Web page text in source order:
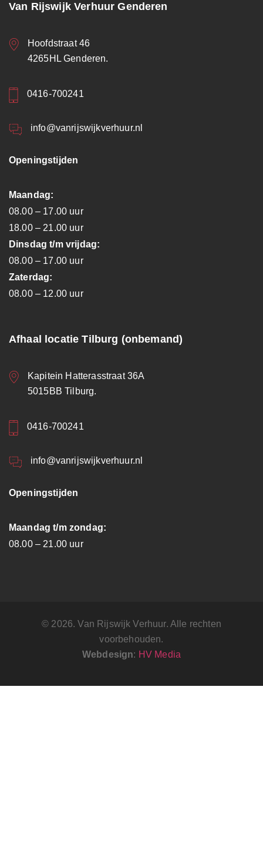
Van Rijswijk Verhuur Genderen
Hoofdstraat 46
4265HL Genderen.
0416-700241
info@vanrijswijkverhuur.nl
Openingstijden
Maandag:
08.00 – 17.00 uur
18.00 – 21.00 uur
Dinsdag t/m vrijdag:
08.00 – 17.00 uur
Zaterdag:
08.00 – 12.00 uur
Afhaal locatie Tilburg (onbemand)
Kapitein Hatterasstraat 36A
5015BB Tilburg.
0416-700241
info@vanrijswijkverhuur.nl
Openingstijden
Maandag t/m zondag:
08.00 – 21.00 uur
© 2026. Van Rijswijk Verhuur. Alle rechten
voorbehouden.
Webdesign: HV Media